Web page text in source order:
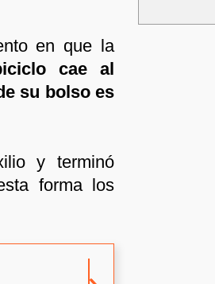
en que la
cae al
su bolso es
y terminó
forma los